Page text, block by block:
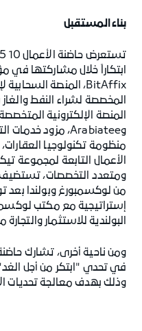
بناء المستقبل
المنصة الإلكترونية
منظومة تكنولوجيا
الأعمال التابعة لمجموعة
من لوكسمبورغ وبولندا بعد
إستراتيجية مع مكتب
البولندية للاستثمار والتجارة
في تحدي "ابتكر من أجل
وذلك بهدف معالجة تحديات